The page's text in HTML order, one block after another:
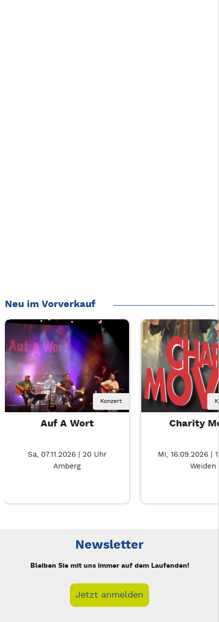
Neu im Vorverkauf
Konzert
Auf A Wort
Sa, 07.11.2026 | 20 Uhr
Amberg
Charity
Mi, 16.09.2026 |
Weiden
Newsletter
Bleiben Sie mit uns immer auf dem Laufenden!
Jetzt anmelden